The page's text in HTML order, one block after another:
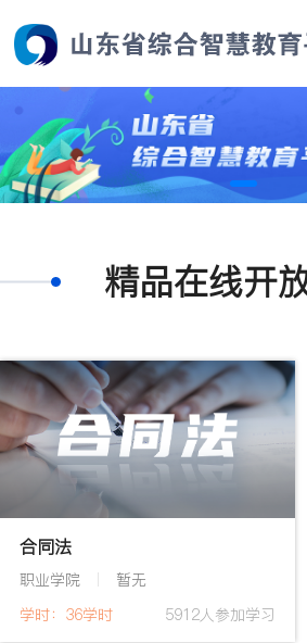
精品在线开
合同法
职业学院
暂无
学时：36学时
5912人参加学习